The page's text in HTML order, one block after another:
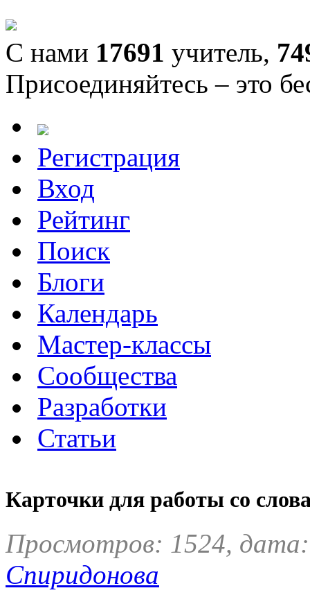
С нами 17691 учитель,
Присоединяйтесь – это
Регистрация
Вход
Рейтинг
Поиск
Блоги
Календарь
Мастер-классы
Сообщества
Разработки
Статьи
Карточки для работы со
Просмотров: 1524,
Спиридонова